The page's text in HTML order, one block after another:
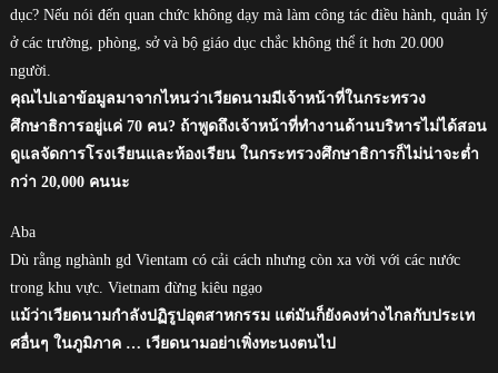
dục? Nếu nói đến quan chức không dạy mà làm công tác điều hành, quản lý
ở các trường, phòng, sở và bộ giáo dục chắc không thể ít hơn 20.000
người.
คุณไปเอาข้อมูลมาจากไหนว่าเวียดนามมีเจ้าหน้าที่ในกระทรวง
ศึกษาธิการอยู่แค่ 70 คน? ถ้าพูดถึงเจ้าหน้าที่ทำงานด้านบริหารไม่ได้สอน
ดูแลจัดการโรงเรียนและห้องเรียน ในกระทรวงศึกษาธิการก็ไม่น่าจะต่ำ
กว่า 20,000 คนนะ
Aba
Dù rằng nghành gd Vientam có cải cách nhưng còn xa vời với các nước
trong khu vực. Vietnam đừng kiêu ngạo
แม้ว่าเวียดนามกำลังปฏิรูปอุตสาหกรรม แต่มันก็ยังคงห่างไกลกับประเท
ศอื่นๆ ในภูมิภาค … เวียดนามอย่าเพิ่งทะนงตนไป